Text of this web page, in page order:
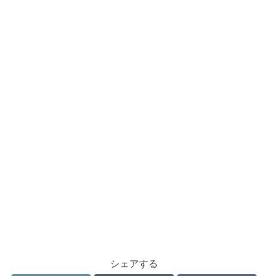
シェアする